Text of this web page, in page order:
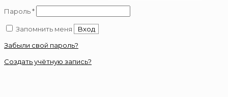
Пароль*Обязательно
Запомнить меня
Вход
Забыли свой пароль?
Создать учётную запись?